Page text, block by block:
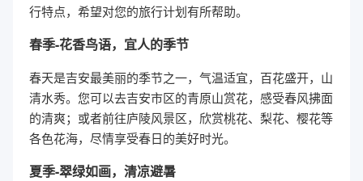
行特点，希望对您的旅行计划有所帮助。
春季-花香鸟语，宜人的季节
春天是吉安最美丽的季节之一，气温适宜，百花盛开，山
清水秀。您可以去吉安市区的青原山赏花，感受春风拂面
的清爽；或者前往庐陵风景区，欣赏桃花、梨花、樱花等
各色花海，尽情享受春日的美好时光。
夏季-翠绿如画，清凉避暑